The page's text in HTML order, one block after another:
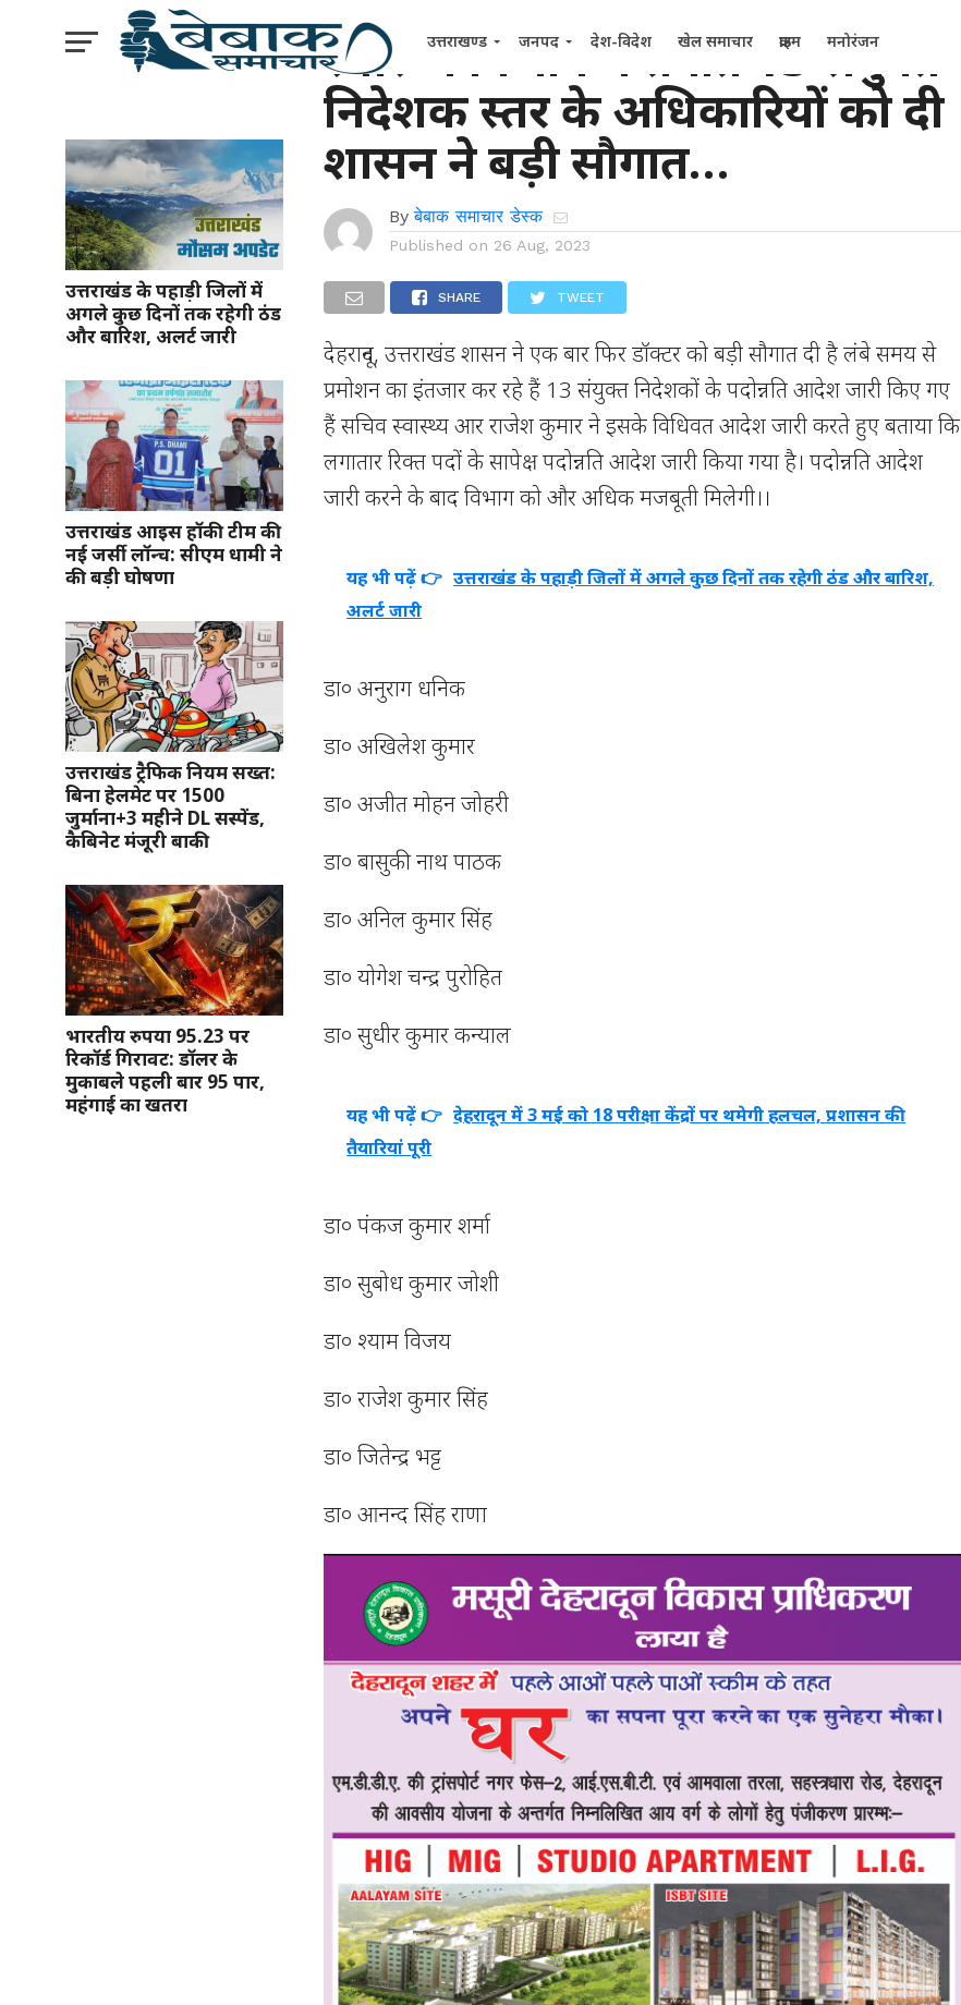
उत्तराखण्ड जनपद देश-विदेश खेल समाचार क्राइम मनोरंजन
उत्तराखंड के पहाड़ी जिलों में
अगले कुछ दिनों तक रहेगी ठंड
और बारिश, अलर्ट जारी
उत्तराखंड आइस हॉकी टीम की
नई जर्सी लॉन्च: सीएम धामी ने
की बड़ी घोषणा
उत्तराखंड ट्रैफिक नियम सख्त:
बिना हेलमेट पर 1500
जुर्माना+3 महीने DL सस्पेंड,
कैबिनेट मंजूरी बाकी
भारतीय रुपया 95.23 पर
रिकॉर्ड गिरावट: डॉलर के
मुकाबले पहली बार 95 पार,
महंगाई का खतरा
स्वास्थ्य विभाग में तैनात 13 संयुक्त
निदेशक स्तर के अधिकारियों को दी
शासन ने बड़ी सौगात…
By बेबाक समाचार डेस्क
Published on 26 Aug, 2023
SHARE TWEET
देहरादून, उत्तराखंड शासन ने एक बार फिर डॉक्टर को बड़ी सौगात दी है लंबे समय से
प्रमोशन का इंतजार कर रहे हैं 13 संयुक्त निदेशकों के पदोन्नति आदेश जारी किए गए
हैं सचिव स्वास्थ्य आर राजेश कुमार ने इसके विधिवत आदेश जारी करते हुए बताया कि
लगातार रिक्त पदों के सापेक्ष पदोन्नति आदेश जारी किया गया है। पदोन्नति आदेश
जारी करने के बाद विभाग को और अधिक मजबूती मिलेगी।।
यह भी पढ़ें 👉 उत्तराखंड के पहाड़ी जिलों में अगले कुछ दिनों तक रहेगी ठंड और बारिश,
अलर्ट जारी
डा० अनुराग धनिक
डा० अखिलेश कुमार
डा० अजीत मोहन जोहरी
डा० बासुकी नाथ पाठक
डा० अनिल कुमार सिंह
डा० योगेश चन्द्र पुरोहित
डा० सुधीर कुमार कन्याल
यह भी पढ़ें 👉 देहरादून में 3 मई को 18 परीक्षा केंद्रों पर थमेगी हलचल, प्रशासन की
तैयारियां पूरी
डा० पंकज कुमार शर्मा
डा० सुबोध कुमार जोशी
डा० श्याम विजय
डा० राजेश कुमार सिंह
डा० जितेन्द्र भट्ट
डा० आनन्द सिंह राणा